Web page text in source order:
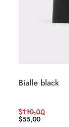
Bialle black
$110,00
$55,00